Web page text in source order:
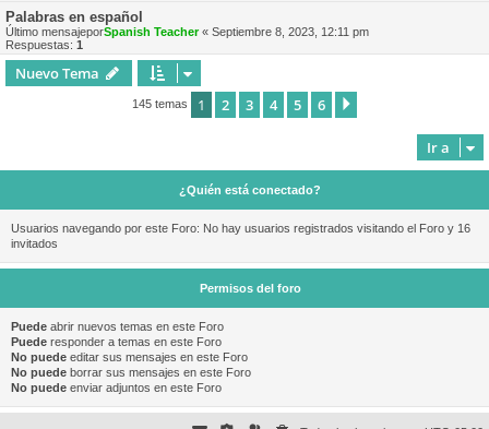
Palabras en español
Último mensajeporSpanish Teacher« Septiembre 8, 2023, 12:11 pm
Respuestas: 1
Nuevo Tema
145 temas 1 2 3 4 5 6
Ir a
¿Quién está conectado?
Usuarios navegando por este Foro: No hay usuarios registrados visitando el Foro y 16
invitados
Permisos del foro
Puede abrir nuevos temas en este Foro
Puede responder a temas en este Foro
No puede editar sus mensajes en este Foro
No puede borrar sus mensajes en este Foro
No puede enviar adjuntos en este Foro